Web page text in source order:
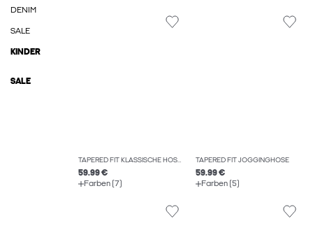
DENIM
SALE
KINDER
SALE
TAPERED FIT KLASSISCHE HOSEN
59.99 €
Farben (7)
TAPERED FIT JOGGINGHOSE
59.99 €
Farben (5)